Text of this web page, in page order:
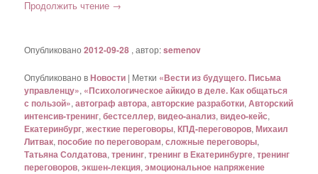
Продолжить чтение →
Опубликовано2012-09-28 , автор:semenov
Опубликовано вНовости | Метки «Вести из будущего. Письма
управленцу», «Психологическое айкидо в деле. Как общаться
с пользой»,автограф автора,авторские разработки,Авторский
интенсив-тренинг,бестселлер, видео-анализ, видео-кейс,
Екатеринбург,жесткие переговоры,КПД-переговоров,Михаил
Литвак, пособие по переговорам,сложные переговоры,
Татьяна Солдатова,тренинг,тренинг в Екатеринбурге,тренинг
переговоров,экшен-лекция,эмоциональное напряжение